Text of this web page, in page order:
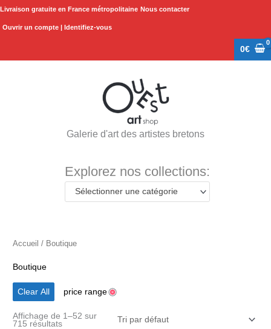
Aller
Livraison gratuite en France métropolitaine Nous contacter
Ouvrir un compte | Identifiez-vous
0€
Galerie d'art des artistes bretons
Explorez nos collections:
Sélectionner une catégorie
Accueil / Boutique
Boutique
Clear All price range
Affichage de 1–52 sur
715 résultats